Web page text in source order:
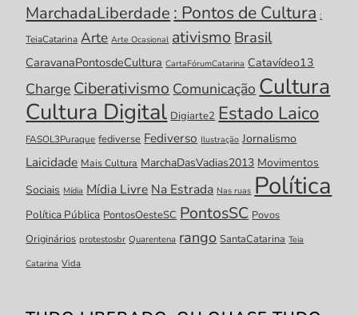
MarchadaLiberdade : Pontos de Cultura :
TeiaCatarina Arte Arte Ocasional ativismo Brasil
CaravanaPontosdeCultura CartaFórumCatarina Catavídeo13
Charge Ciberativismo Comunicação Cultura
Cultura Digital Digiarte2 Estado Laico
FASOL3Puraque fediverse Fediverso Ilustração Jornalismo
Laicidade Mais Cultura MarchaDasVadias2013 Movimentos
Sociais Mídia Mídia Livre Na Estrada Nas ruas Política
Política Pública PontosOesteSC PontosSC Povos
Originários protestosbr Quarentena rango SantaCatarina Teia
Catarina Vida